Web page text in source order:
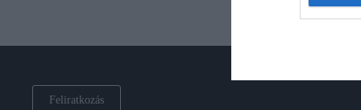
Feliratkozás